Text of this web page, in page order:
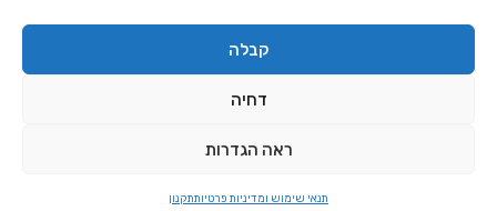
קבלה
דחיה
ראה הגדרות
תנאי שימוש ומדיניות פרטיותתקנון
קריסטלים למזלות
© כל הזכויות שמורות 2026 |